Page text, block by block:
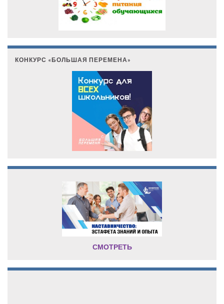
КОНКУРС «БОЛЬШАЯ ПЕРЕМЕНА»
СМОТРЕТЬ